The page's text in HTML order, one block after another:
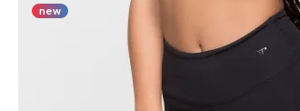
new